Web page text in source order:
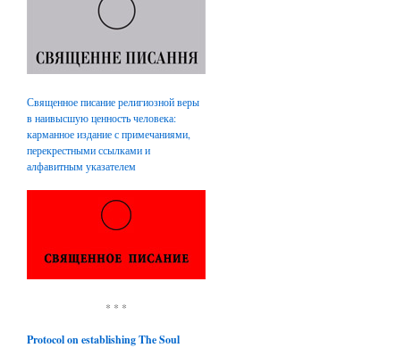
Священное писание религиозной веры
в наивысшую ценность человека:
карманное издание с примечаниями,
перекрестными ссылками и
алфавитным указателем
* * *
Protocol on establishing The Soul